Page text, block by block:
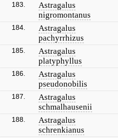
183.
Astragalus
nigromontanus
184.
Astragalus
pachyrrhizus
185.
Astragalus
platyphyllus
186.
Astragalus
pseudonobilis
187.
Astragalus
schmalhausenii
188.
Astragalus
schrenkianus